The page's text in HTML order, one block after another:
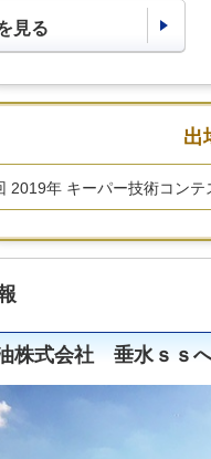
見る
出
2019年 キーパー技術コンテ
株式会社 垂水ｓｓ